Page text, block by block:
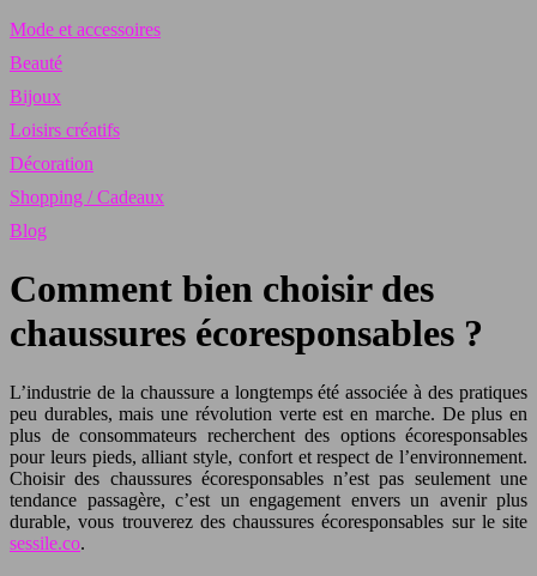
Mode et accessoires
Beauté
Bijoux
Loisirs créatifs
Décoration
Shopping / Cadeaux
Blog
Comment bien choisir des
chaussures écoresponsables ?
L’industrie de la chaussure a longtemps été associée à des pratiques
peu durables, mais une révolution verte est en marche. De plus en
plus de consommateurs recherchent des options écoresponsables
pour leurs pieds, alliant style, confort et respect de l’environnement.
Choisir des chaussures écoresponsables n’est pas seulement une
tendance passagère, c’est un engagement envers un avenir plus
durable, vous trouverez des chaussures écoresponsables sur le site
sessile.co.